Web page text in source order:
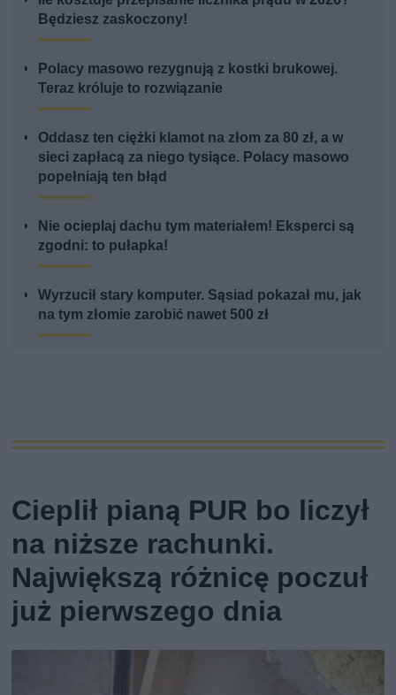
Będziesz zaskoczony!
Polacy masowo rezygnują z kostki brukowej.
Teraz króluje to rozwiązanie
Oddasz ten ciężki klamot na złom za 80 zł, a w
sieci zapłacą za niego tysiące. Polacy masowo
popełniają ten błąd
Nie ocieplaj dachu tym materiałem! Eksperci są
zgodni: to pułapka!
Wyrzucił stary komputer. Sąsiad pokazał mu, jak
na tym złomie zarobić nawet 500 zł
Cieplił pianą PUR bo liczył
na niższe rachunki.
Największą różnicę poczuł
już pierwszego dnia